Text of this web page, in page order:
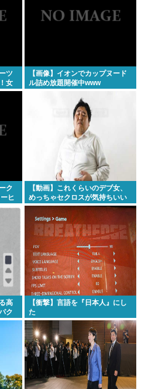
ツ
女
男が
【画像】イオンでカップヌード
ル詰め放題開催中www
ク
ヒ
【動画】これくらいのデブ女、
めっちゃセクロスが気持ちいい
ww
高
ク
【衝撃】言語を『日本人』にし
た